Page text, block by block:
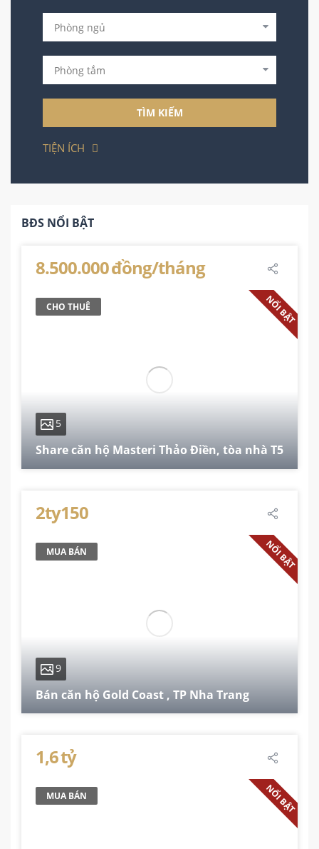
TÌM KIẾM
TIỆN ÍCH
BĐS NỔI BẬT
8.500.000 đồng/tháng
CHO THUÊ NỔI BẬT
5
Share căn hộ Masteri Thảo Điền, tòa nhà T5
2ty150
MUA BÁN NỔI BẬT
9
Bán căn hộ Gold Coast , TP Nha Trang
1,6 tỷ
MUA BÁN NỔI BẬT